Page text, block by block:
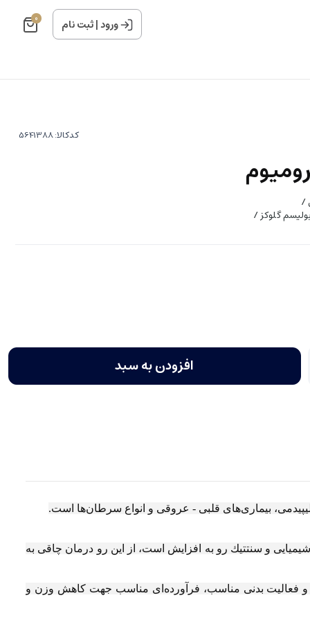
ورود|ثبت نام 0
کدکالا:
/
گلوکز /
افزودن به سبد
ليپيدمی، بيماری‌‌های قلبی - عروقی و انواع سرطان‌ها است.
و سنتتيك رو به افزايش است، از اين رو درمان چاقی به
و فعالیت بدنی مناسب، فرآورده‌ای مناسب جهت كاهش وزن و